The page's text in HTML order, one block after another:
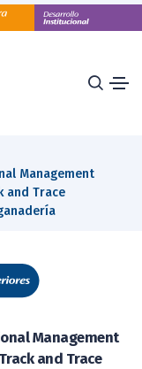
Management
and Trace
Management
and Trace